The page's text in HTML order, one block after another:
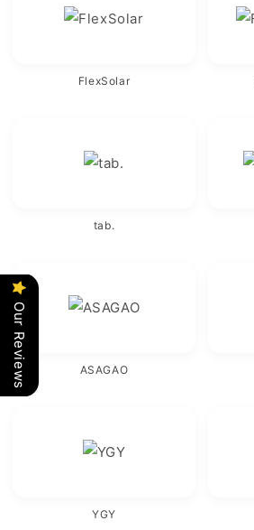
FlexSolar
tab.
ASAGAO
YGY
Our Reviews